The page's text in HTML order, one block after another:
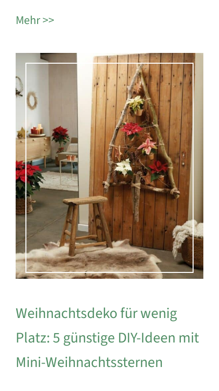
Mehr
Weihnachtsdeko für wenig
Platz: 5 günstige DIY-Ideen mit
Mini-Weihnachtssternen